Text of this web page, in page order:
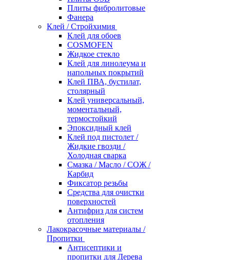
Плиты фибролитовые
Фанера
Клей / Стройхимия
Клей для обоев
COSMOFEN
Жидкое стекло
Клей для линолеума и
напольных покрытий
Клей ПВА, бустилат,
столярный
Клей универсальный,
моментальный,
термостойкий
Эпоксидный клей
Клей под пистолет /
Жидкие гвозди /
Холодная сварка
Смазка / Масло / СОЖ /
Карбид
Фиксатор резьбы
Средства для очистки
поверхностей
Антифриз для систем
отопления
Лакокрасочные материалы /
Пропитки
Антисептики и
пропитки для Дерева